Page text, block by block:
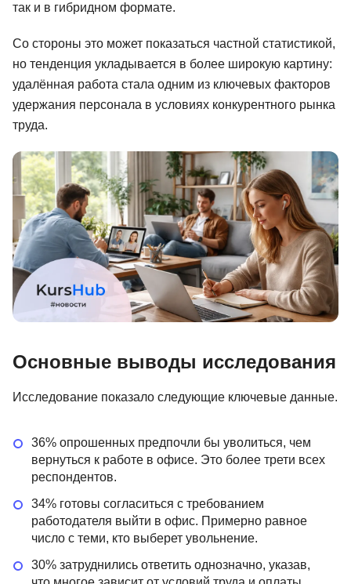
так и в гибридном формате.
Со стороны это может показаться частной статистикой,
но тенденция укладывается в более широкую картину:
удалённая работа стала одним из ключевых факторов
удержания персонала в условиях конкурентного рынка
труда.
Основные выводы исследования
Исследование показало следующие ключевые данные.
36% опрошенных предпочли бы уволиться, чем
вернуться к работе в офисе. Это более трети всех
респондентов.
34% готовы согласиться с требованием
работодателя выйти в офис. Примерно равное
число с теми, кто выберет увольнение.
30% затруднились ответить однозначно, указав,
Детям
Акции и промокоды
Рейтинг онлайн-школ